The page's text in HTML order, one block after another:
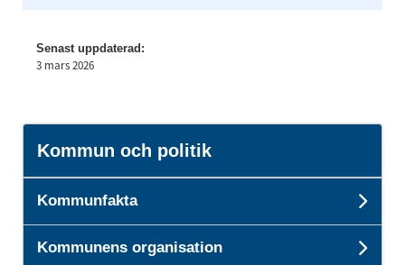
Senast uppdaterad:
3 mars 2026
Kommun och politik
Kommunfakta
Kommunens organisation